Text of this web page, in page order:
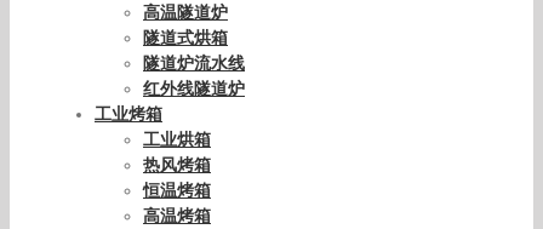
高温隧道炉
隧道式烘箱
隧道炉流水线
红外线隧道炉
工业烤箱
工业烘箱
热风烤箱
恒温烤箱
高温烤箱